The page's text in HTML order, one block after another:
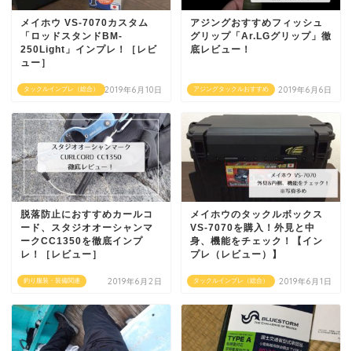
タックルインプレ（総合）
メイホウ VS-7070カスタム
「ロッドスタンドBM-
250Light」インプレ！［レビ
ュー］
2019年6月10日 アジングタックルおすすめ
アジングおすすめフィッシュ
グリップ「Ar.LGグリップ」徹
底レビュー！
2019年6月6日
釣り服装・装備関連
脱落防止におすすめカールコ
ード、スタジオオーシャンマ
ークCC1350を徹底インプ
レ！［レビュー］
2019年6月2日 タックルインプレ（総合）
メイホウのタックルボックス
VS-7070を購入！外見と中
身、機能をチェック！【イン
プレ（レビュー）】
2019年6月1日